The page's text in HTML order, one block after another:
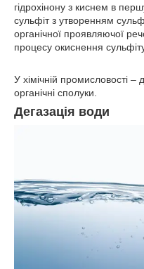
гідрохінону з киснем в
сульфіт з утворенням
органічної проявляючої
процесу окиснення
У хімічній промисловості
органічні сполуки.
Дегазація води